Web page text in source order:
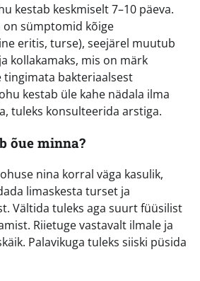
kestab keskmiselt 7–10 päeva.
on sümptomid kõige
eritis, turse), seejärel muutub
kollakamaks, mis on märk
bakteriaalsest
kestab üle kahe nädala ilma
tuleks konsulteerida arstiga.
õue minna?
nina korral väga kasulik,
limaskesta turset ja
Vältida tuleks aga suurt füüsilist
Riietuge vastavalt ilmale ja
Palavikuga tuleks siiski püsida